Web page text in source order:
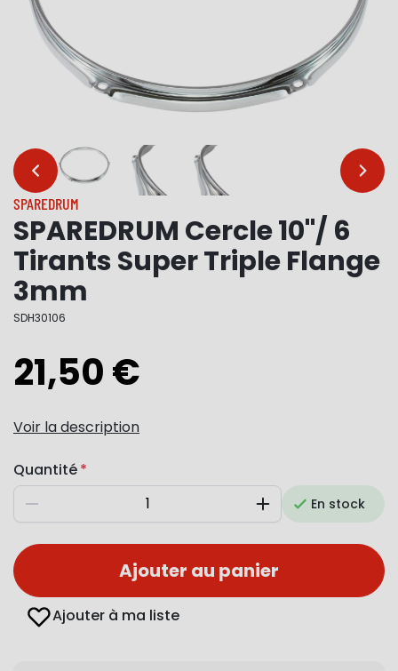
… …
SPAREDRUM
SPAREDRUM Cercle 10"/ 6
Tirants Super Triple Flange
3mm
SDH30106
21,50 €
Voir la description
Quantité
Diminuer AugmenterEn stock
Ajouter au panier
Ajouter à ma liste